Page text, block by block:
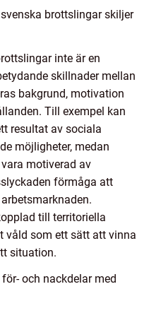
brottslingar skiljer
inte är en
skillnader mellan
bakgrund, motivation
Till exempel kan
resultat av sociala
möjligheter, medan
motiverad av
förmåga att
till territoriella
våld som ett sätt att vinna
situation.
och nackdelar med